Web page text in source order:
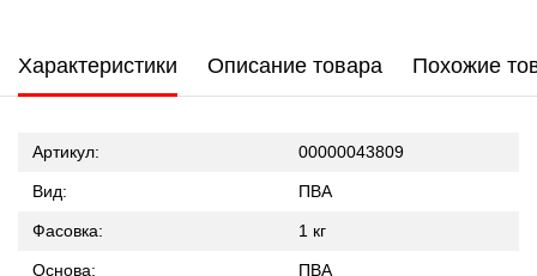
Характеристики Описание товара Похожие
Артикул: 00000043809
Вид: ПВА
Фасовка: 1 кг
Основа: ПВА